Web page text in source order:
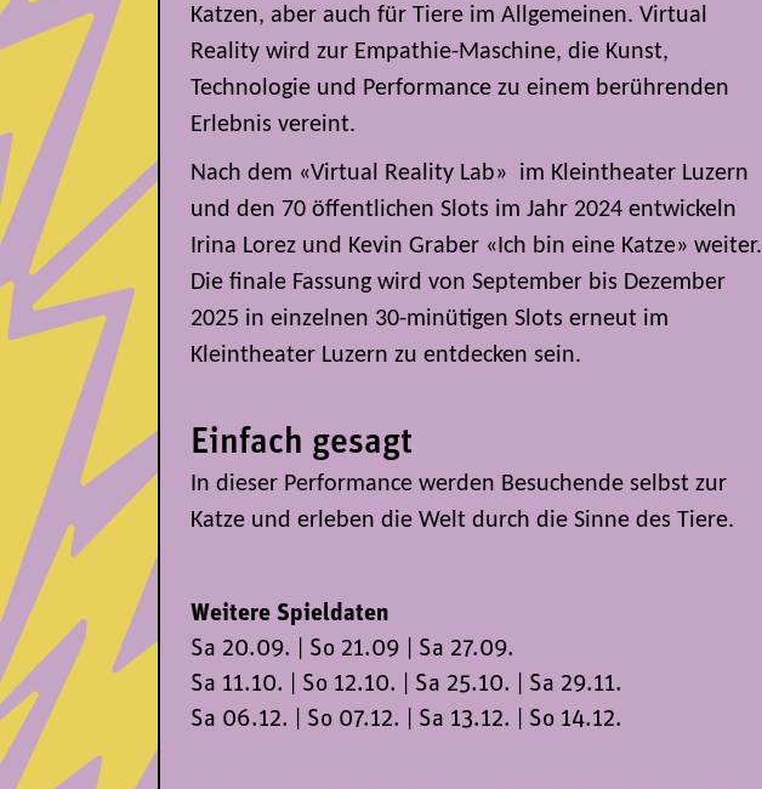
Katzen, aber auch für Tiere im Allgemeinen. Virtual
Reality wird zur Empathie-Maschine, die Kunst,
Technologie und Performance zu einem berührenden
Erlebnis vereint.
Nach dem «Virtual Reality Lab» im Kleintheater Luzern
und den 70 öffentlichen Slots im Jahr 2024 entwickeln
Irina Lorez und Kevin Graber «Ich bin eine Katze» weiter.
Die finale Fassung wird von September bis Dezember
2025 in einzelnen 30-minütigen Slots erneut im
Kleintheater Luzern zu entdecken sein.
Einfach gesagt
In dieser Performance werden Besuchende selbst zur
Katze und erleben die Welt durch die Sinne des Tiere.
Weitere Spieldaten
Sa 20.09. | So 21.09 | Sa 27.09.
Sa 11.10. | So 12.10. | Sa 25.10. | Sa 29.11.
Sa 06.12. | So 07.12. | Sa 13.12. | So 14.12.